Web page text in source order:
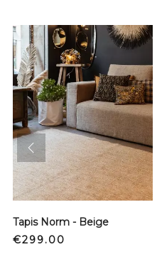
Tapis Norm - Beige
Price
€299.00
prev